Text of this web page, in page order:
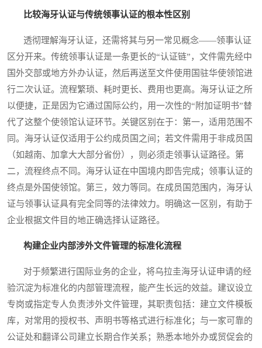
比较海牙认证与传统领事认证的根本性区别
透彻理解海牙认证，还需将其与另一常见概念——领事认证
区分开来。传统领事认证是一条更长的“认证链”，文件需先经中
国外交部或地方外办认证，然后再送至文件使用国驻华使领馆进
行二次认证。流程繁琐、耗时更长、费用也更高。海牙认证之所
以便捷，正是因为它通过国际公约，用一次性的“附加证明书”替
代了这整个使领馆认证环节。关键区别在于：第一，适用范围不
同。海牙认证仅适用于公约成员国之间；若文件需用于非成员国
（如越南、加拿大大部分省份），则必须走领事认证路径。第
二，流程终点不同。海牙认证在中国境内即告完成；领事认证的
终点是外国使领馆。第三，效力等同。在成员国范围内，海牙认
证与领事认证具有完全同等的法律效力。明确这一区别，有助于
企业根据文件目的地正确选择认证路径。
构建企业内部涉外文件管理的标准化流程
对于频繁进行国际业务的企业，将乌拉圭海牙认证申请的经
验沉淀为标准化的内部管理流程，能产生长远的效益。建议设立
专岗或指定专人负责涉外文件管理，其职责包括：建立文件模板
库，对常用的授权书、声明书等格式进行标准化；与一家可靠的
公证处和翻译公司建立长期合作关系；熟悉本地外办或贸促会的